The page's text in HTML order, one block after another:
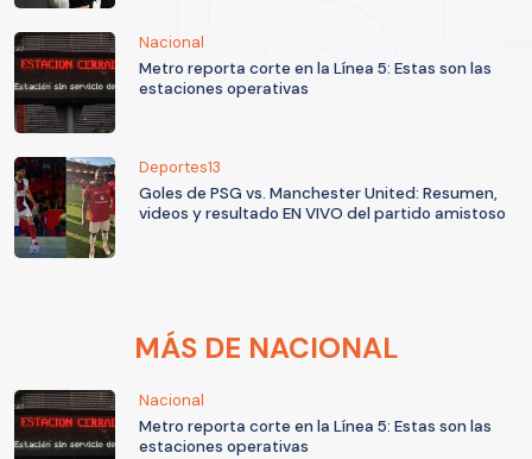
Nacional
Metro reporta corte en la Línea 5: Estas son las
estaciones operativas
Deportes13
Goles de PSG vs. Manchester United: Resumen,
videos y resultado EN VIVO del partido amistoso
MÁS DE NACIONAL
Nacional
Metro reporta corte en la Línea 5: Estas son las
estaciones operativas